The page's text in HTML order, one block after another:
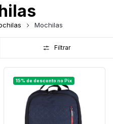
Mochilas
Filtrar